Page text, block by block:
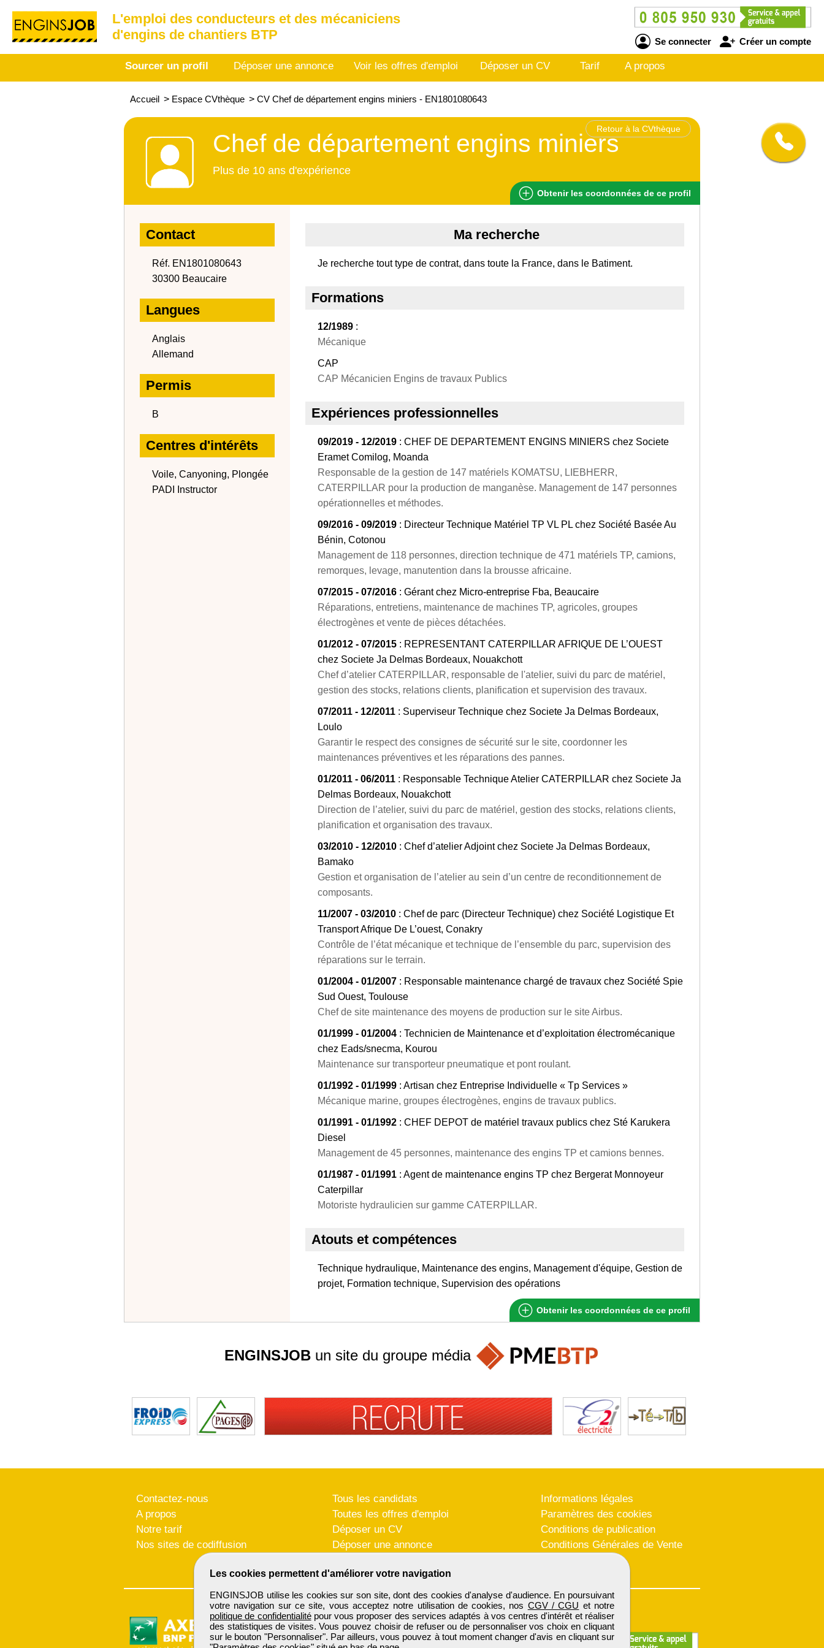
L'emploi des conducteurs et des mécaniciens
d'engins de chantiers BTP
Se connecter Créer un compte
Sourcer un profil Déposer une annonce Voir les offres d'emploi Déposer un CV Tarif A propos
Accueil > Espace CVthèque > CV Chef de département engins miniers - EN1801080643
Retour à la CVthèque
Chef de département engins miniers
Plus de 10 ans d'expérience
Obtenir les coordonnées de ce profil
Contact
Réf. EN1801080643
30300 Beaucaire
Langues
Anglais
Allemand
Permis
B
Centres d'intérêts
Voile, Canyoning, Plongée
PADI Instructor
Ma recherche
Je recherche tout type de contrat, dans toute la France, dans le Batiment.
Formations
12/1989 :
Mécanique
CAP
CAP Mécanicien Engins de travaux Publics
Expériences professionnelles
09/2019 - 12/2019 : CHEF DE DEPARTEMENT ENGINS MINIERS chez Societe
Eramet Comilog, Moanda
Responsable de la gestion de 147 matériels KOMATSU, LIEBHERR,
CATERPILLAR pour la production de manganèse. Management de 147 personnes
opérationnelles et méthodes.
09/2016 - 09/2019 : Directeur Technique Matériel TP VL PL chez Société Basée Au
Bénin, Cotonou
Management de 118 personnes, direction technique de 471 matériels TP, camions,
remorques, levage, manutention dans la brousse africaine.
07/2015 - 07/2016 : Gérant chez Micro-entreprise Fba, Beaucaire
Réparations, entretiens, maintenance de machines TP, agricoles, groupes
électrogènes et vente de pièces détachées.
01/2012 - 07/2015 : REPRESENTANT CATERPILLAR AFRIQUE DE L’OUEST
chez Societe Ja Delmas Bordeaux, Nouakchott
Chef d’atelier CATERPILLAR, responsable de l'atelier, suivi du parc de matériel,
gestion des stocks, relations clients, planification et supervision des travaux.
07/2011 - 12/2011 : Superviseur Technique chez Societe Ja Delmas Bordeaux,
Loulo
Garantir le respect des consignes de sécurité sur le site, coordonner les
maintenances préventives et les réparations des pannes.
01/2011 - 06/2011 : Responsable Technique Atelier CATERPILLAR chez Societe Ja
Delmas Bordeaux, Nouakchott
Direction de l’atelier, suivi du parc de matériel, gestion des stocks, relations clients,
planification et organisation des travaux.
03/2010 - 12/2010 : Chef d’atelier Adjoint chez Societe Ja Delmas Bordeaux,
Bamako
Gestion et organisation de l’atelier au sein d’un centre de reconditionnement de
composants.
11/2007 - 03/2010 : Chef de parc (Directeur Technique) chez Société Logistique Et
Transport Afrique De L’ouest, Conakry
Contrôle de l’état mécanique et technique de l’ensemble du parc, supervision des
réparations sur le terrain.
01/2004 - 01/2007 : Responsable maintenance chargé de travaux chez Société Spie
Sud Ouest, Toulouse
Chef de site maintenance des moyens de production sur le site Airbus.
01/1999 - 01/2004 : Technicien de Maintenance et d’exploitation électromécanique
chez Eads/snecma, Kourou
Maintenance sur transporteur pneumatique et pont roulant.
01/1992 - 01/1999 : Artisan chez Entreprise Individuelle « Tp Services »
Mécanique marine, groupes électrogènes, engins de travaux publics.
01/1991 - 01/1992 : CHEF DEPOT de matériel travaux publics chez Sté Karukera
Diesel
Management de 45 personnes, maintenance des engins TP et camions bennes.
01/1987 - 01/1991 : Agent de maintenance engins TP chez Bergerat Monnoyeur
Caterpillar
Motoriste hydraulicien sur gamme CATERPILLAR.
Atouts et compétences
Technique hydraulique, Maintenance des engins, Management d'équipe, Gestion de
projet, Formation technique, Supervision des opérations
Obtenir les coordonnées de ce profil
Les cookies permettent d'améliorer votre navigation
ENGINSJOB utilise les cookies sur son site, dont des cookies d'analyse d'audience. En poursuivant
votre navigation sur ce site, vous acceptez notre utilisation de cookies, nos CGV / CGU et notre
politique de confidentialitépour vous proposer des services adaptés à vos centres d'intérêt et réaliser
des statistiques de visites. Vous pouvez choisir de refuser ou de personnaliser vos choix en cliquant
sur le bouton "Personnaliser". Par ailleurs, vous pouvez à tout moment changer d'avis en cliquant sur
ENGINSJOB un site du groupe média
Contactez-nous
A propos
Notre tarif
Nos sites de codiffusion
Tous les candidats
Toutes les offres d'emploi
Déposer un CV
Déposer une annonce
Informations légales
Paramètres des cookies
Conditions de publication
Conditions Générales de Vente